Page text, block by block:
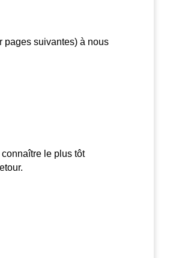
pages suivantes) à nous
le plus tôt